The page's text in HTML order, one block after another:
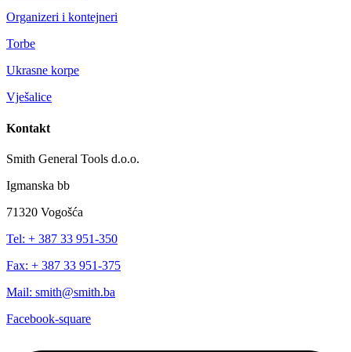
Organizeri i kontejneri
Torbe
Ukrasne korpe
Vješalice
Kontakt
Smith General Tools d.o.o.
Igmanska bb
71320 Vogošća
Tel: + 387 33 951-350
Fax: + 387 33 951-375
Mail: smith@smith.ba
Facebook-square